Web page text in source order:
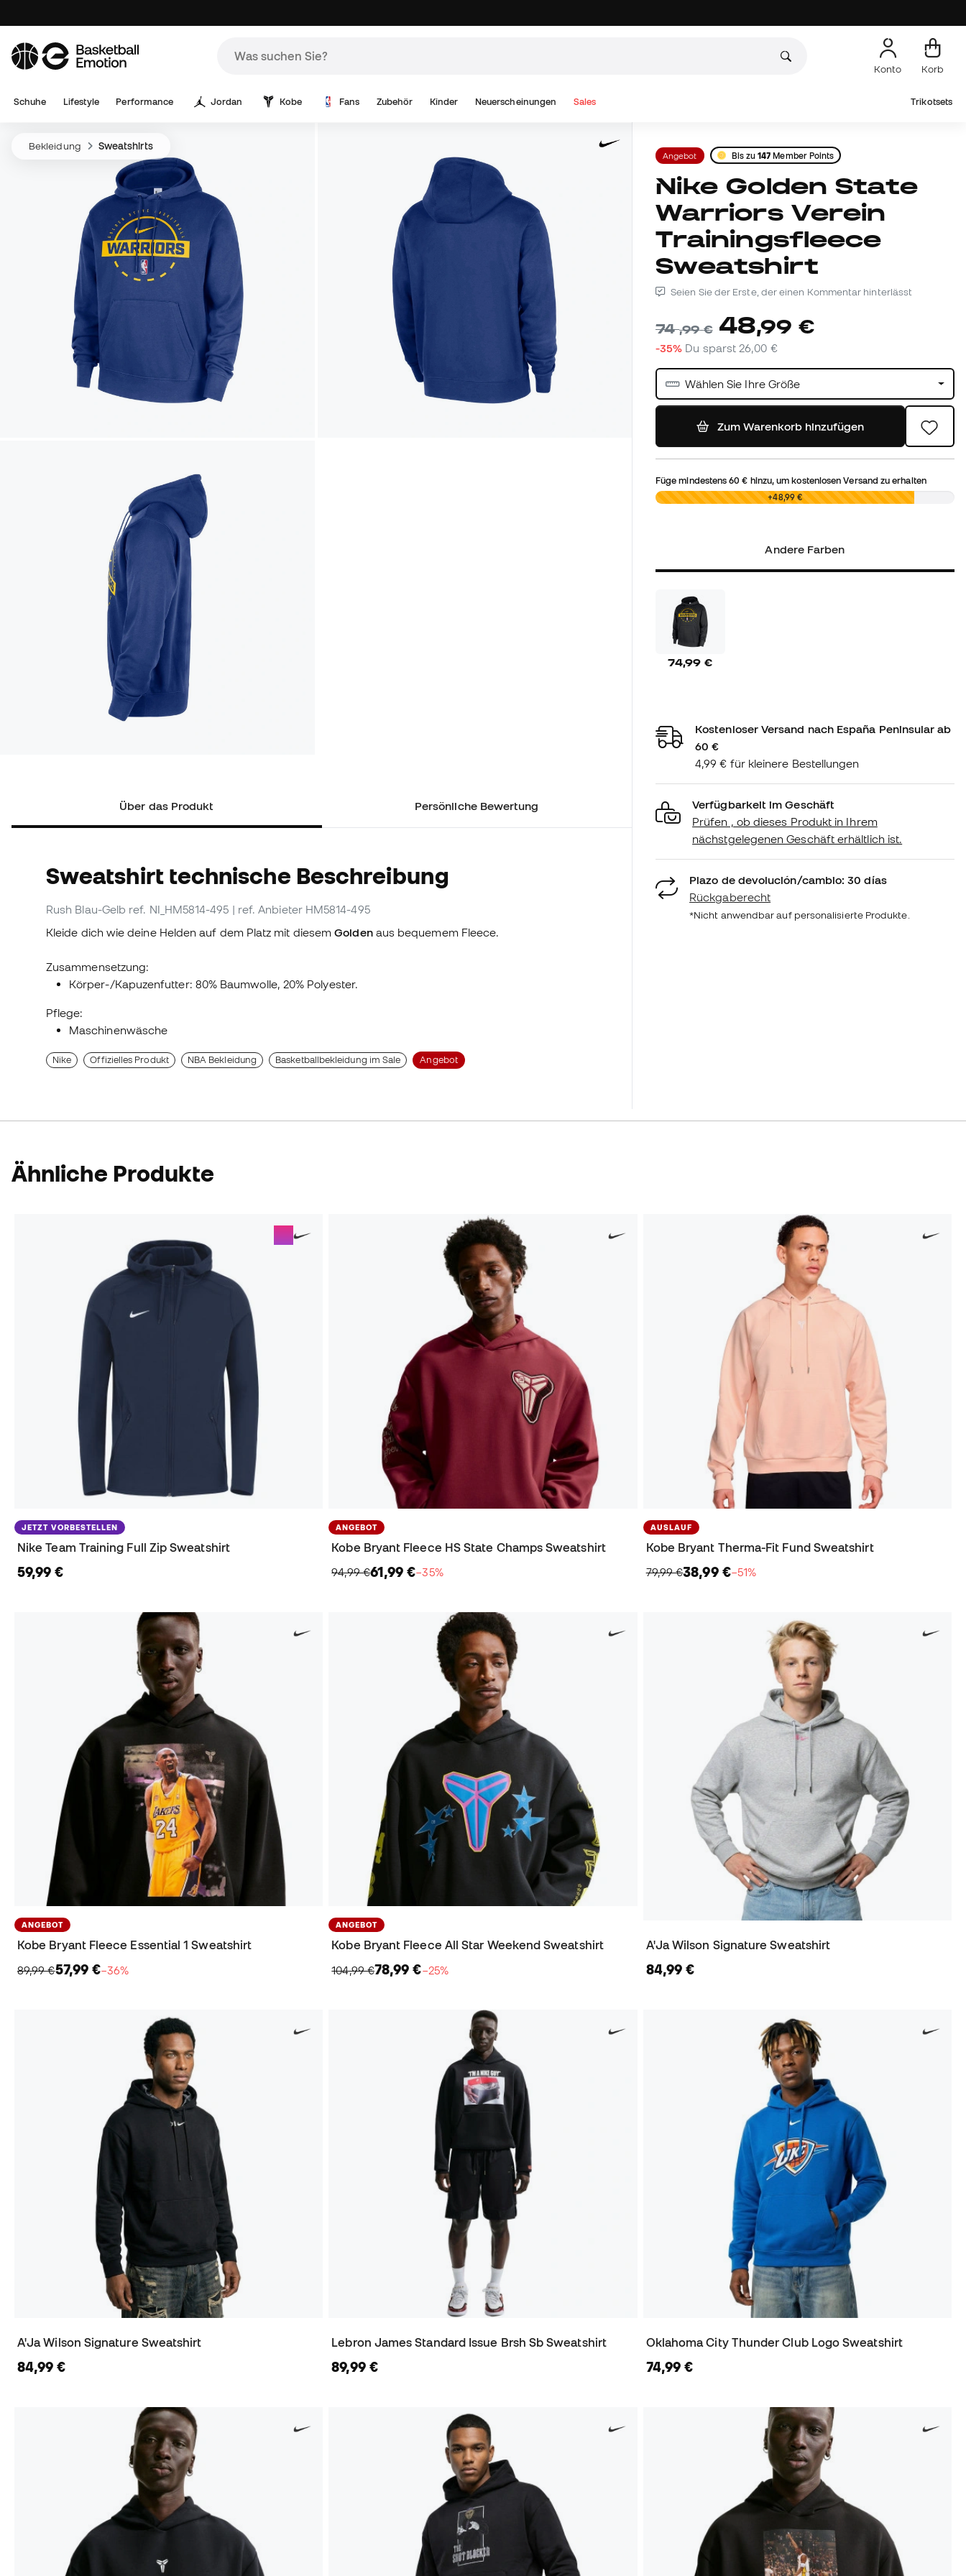
Konto Korb
Schuhe Lifestyle Performance Jordan Kobe Fans Zubehör Kinder Neuerscheinungen Sales Trikotsets
Bekleidung Sweatshirts
Über das Produkt Persönliche Bewertung
Sweatshirt technische Beschreibung
Rush Blau-Gelb ref. NI_HM5814-495 | ref. Anbieter HM5814-495
Kleide dich wie deine Helden auf dem Platz mit diesemGoldenaus bequemem Fleece.
Zusammensetzung:
Körper-/Kapuzenfutter: 80% Baumwolle, 20% Polyester.
Pflege:
Maschinenwäsche
Nike Offizielles Produkt NBA Bekleidung Basketballbekleidung im Sale Angebot
Angebot Bis zu147 Member Points
Nike Golden State
Warriors Verein
Trainingsfleece
Sweatshirt
Seien Sie der Erste, der einen Kommentar hinterlässt
74,99 € 48,99 €
-35% Du sparst 26,00 €
Wählen Sie Ihre Größe
Zum Warenkorb hinzufügen
Füge mindestens60 € hinzu, um kostenlosen Versand zu erhalten
0,00 € +48,99 €
Andere Farben
74,99 €
Kostenloser Versand nach España Peninsular ab
60 €
4,99 € für kleinere Bestellungen
Verfügbarkeit im Geschäft
Prüfen , ob dieses Produkt in Ihrem
nächstgelegenen Geschäft erhältlich ist.
Plazo de devolución/cambio: 30 días
Rückgaberecht
*Nicht anwendbar auf personalisierte Produkte.
Ähnliche Produkte
JETZT VORBESTELLEN
Nike Team Training Full Zip Sweatshirt
59,99 €
ANGEBOT
Kobe Bryant Fleece HS State Champs Sweatshirt
94,99 €61,99 €−35%
AUSLAUF
Kobe Bryant Therma-Fit Fund Sweatshirt
79,99 €38,99 €−51%
ANGEBOT
Kobe Bryant Fleece Essential 1 Sweatshirt
89,99 €57,99 €−36%
ANGEBOT
Kobe Bryant Fleece All Star Weekend Sweatshirt
104,99 €78,99 €−25%
A'Ja Wilson Signature Sweatshirt
84,99 €
A'Ja Wilson Signature Sweatshirt
84,99 €
Lebron James Standard Issue Brsh Sb Sweatshirt
89,99 €
Oklahoma City Thunder Club Logo Sweatshirt
74,99 €